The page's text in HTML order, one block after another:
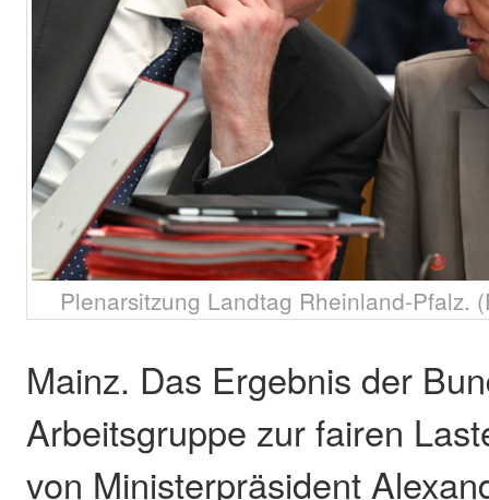
Plenarsitzung Landtag Rheinland-Pfalz.
Mainz. Das Ergebnis der
Arbeitsgruppe zur fairen
von Ministerpräsident